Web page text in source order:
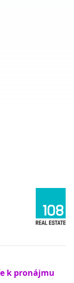
k pronájmu